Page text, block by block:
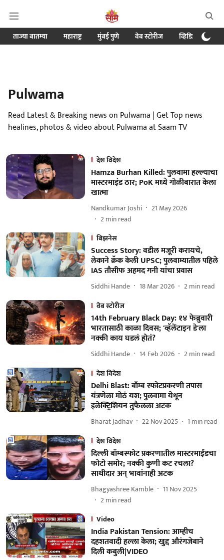
ताज्या बातम्या महाराष्ट्र मुंबई पुणे वेब स्टोरीज व्हिडिओ
Pulwama
Read Latest & Breaking news on Pulwama | Get Top news
healines, photos & video about Pulwama at Saam TV
देश विदेश
Hamza Burhan Killed: पुलवामा हल्ल्याचा
मास्टरमाइंड ठार; PoK मध्ये गोळीबारात केला
खात्मा
Nandkumar Joshi
21 May 2026
2min read
बिझनेस
Success Story: वडील मजूरी करायचे,
लेकाने क्रॅक केली UPSC; पुलवाम्यातील पहिले
IAS तौसीफ अहमद गनी यांचा प्रवास
Siddhi Hande 18 Mar 2026 2min read
वेब स्टोरीज
14th February Black Day: १४ फेब्रुवारी
भारतासाठी काळा दिवस; 'व्हॅलेंटाइन डे'ला
नक्की काय घडलं होतं?
Siddhi Hande 14 Feb 2026 2min read
देश विदेश
Delhi Blast: बॉम्ब स्फोटप्रकरणी तपास
यंत्रणेला मोठं यश; पुलवामा येथून
इलेक्ट्रिशियन तुफैलला अटक
Bharat Jadhav 22 Nov 2025 1 min read
देश विदेश
दिल्ली बॉम्बस्फोट प्रकरणातील मास्टरमाईंडचा
फोटो समोर; नक्की कुणी कट रचला?
साथीदार अन् भावांनाही अटक
Bhagyashree Kamble
11 Nov 2025
2min read
Video
India Pakistan Tension: आम्हीच
दहशतवादी हल्ला केला; खुद्द औरंगजेबाने
दिली कबुली|VIDEO